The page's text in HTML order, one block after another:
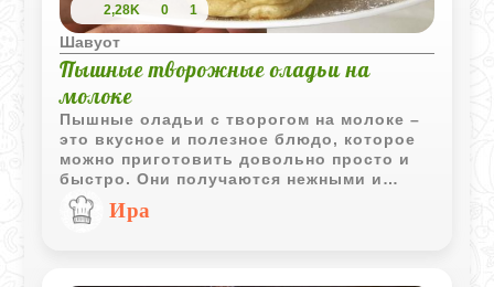
2,28K 0 1
Шавуот
Пышные творожные оладьи на
молоке
Пышные оладьи с творогом на молоке –
это вкусное и полезное блюдо, которое
можно приготовить довольно просто и
быстро. Они получаются нежными и
воздушными, идеальными для завтрака
или перекуса. Подавать их можно с
Ира